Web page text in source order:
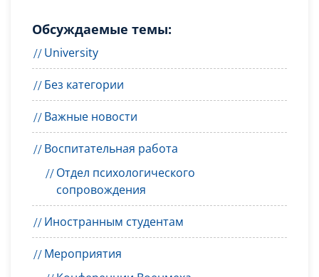
Обсуждаемые темы:
University
Без категории
Важные новости
Воспитательная работа
Отдел психологического
сопровождения
Иностранным студентам
Мероприятия